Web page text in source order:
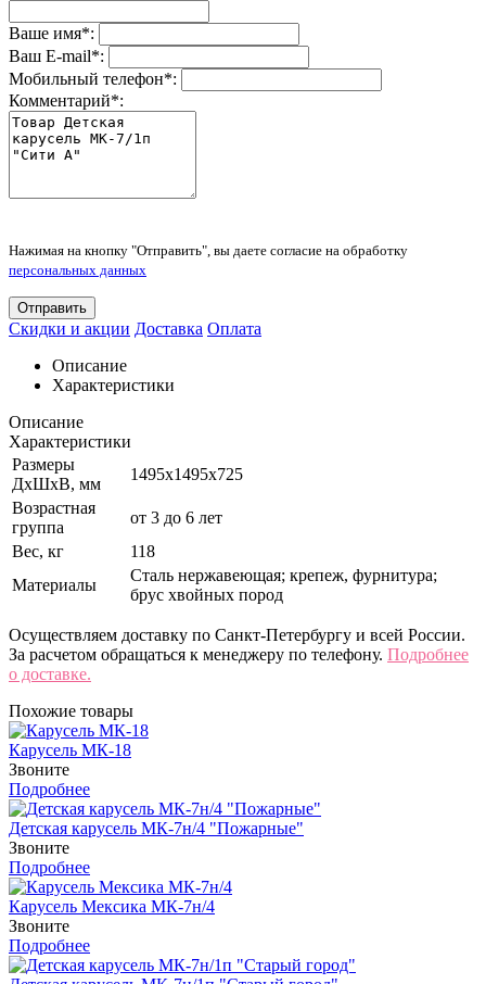
Ваше имя*:
Ваш E-mail*:
Мобильный телефон*:
Комментарий*:
Нажимая на кнопку "Отправить", вы даете согласие на обработку
персональных данных
Отправить
Скидки и акции Доставка Оплата
Описание
Характеристики
Описание
Характеристики
Размеры
ДхШхВ, мм
1495х1495х725
Возрастная
группа
от 3 до 6 лет
Вес, кг
118
Материалы
Сталь нержавеющая; крепеж, фурнитура;
брус хвойных пород
Осуществляем доставку по Санкт-Петербургу и всей России.
За расчетом обращаться к менеджеру по телефону. Подробнее
о доставке.
Похожие товары
Карусель МК-18
Звоните
Подробнее
Детская карусель МК-7н/4 "Пожарные"
Звоните
Подробнее
Карусель Мексика МК-7н/4
Звоните
Подробнее